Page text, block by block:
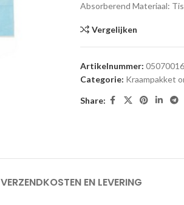
Absorberend Materiaal:
Vergelijken
Artikelnummer:
Categorie: Kraampakket
Share:
VERZENDKOSTEN EN LEVERING